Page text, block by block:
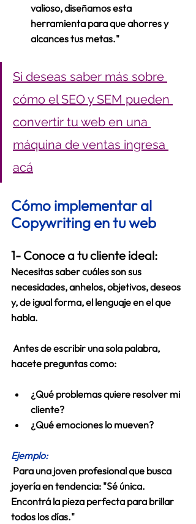
valioso, diseñamos esta
herramienta para que ahorres y
alcances tus metas."
Si deseas saber más sobre
cómo el SEO y SEM pueden
convertir tu web en una
máquina de ventas ingresa
acá
Cómo implementar al
Copywriting en tu web
1- Conoce a tu cliente ideal:
Necesitas saber cuáles son sus
necesidades, anhelos, objetivos, deseos
y, de igual forma, el lenguaje en el que
habla.
Antes de escribir una sola palabra,
hacete preguntas como:
¿Qué problemas quiere resolver mi
cliente?
¿Qué emociones lo mueven?
Ejemplo:
Para una joven profesional que busca
joyería en tendencia: "Sé única.
Encontrá la pieza perfecta para brillar
todos los días."